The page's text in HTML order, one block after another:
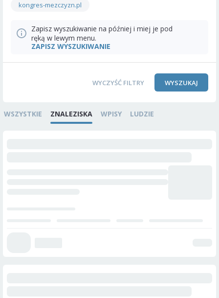
kongres-mezczyzn.pl
Zapisz wyszukiwanie na później i miej je pod
ręką w lewym menu.
ZAPISZ WYSZUKIWANIE
WYCZYŚĆ FILTRY WYSZUKAJ
WSZYSTKIE ZNALEZISKA WPISY LUDZIE